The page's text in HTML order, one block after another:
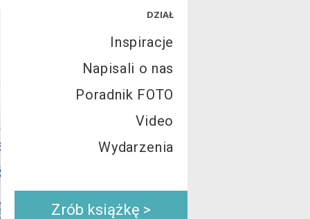
DZIAŁ
Inspiracje
Napisali o nas
Poradnik FOTO
Video
Wydarzenia
Zrób książkę >